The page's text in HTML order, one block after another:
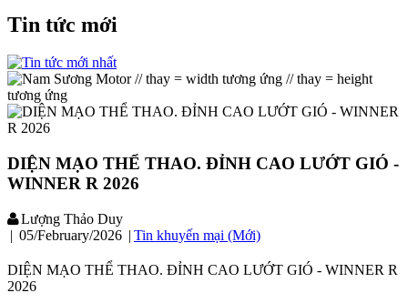
Tin tức mới
// thay = width tương ứng // thay = height
tương ứng
DIỆN MẠO THỂ THAO. ĐỈNH CAO LƯỚT GIÓ ​-
WINNER R 2026
Lượng Thảo Duy
| 05/February/2026 | Tin khuyến mại (Mới)
DIỆN MẠO THỂ THAO. ĐỈNH CAO LƯỚT GIÓ ​- WINNER R
2026